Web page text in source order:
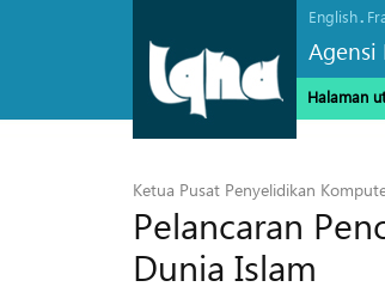
English.
Agensi
Halaman
Ketua Pusat Penyelidikan
Pelancaran
Dunia Islam